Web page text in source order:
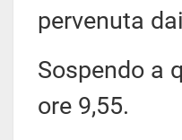
pervenuta
Sospendo a
ore 9,55.